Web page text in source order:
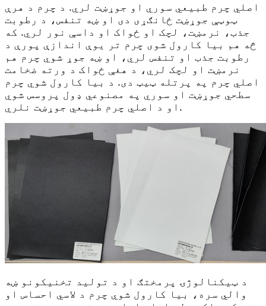
اصلي چرم طبیعي سوري او جوړښت لري. د چرم د هرې
ټوټې جوړښت ځانګړی دی او ښه تنفس، د رطوبت
جذب، نرمښت، لچک او ځواک او داسې نور لري. که
څه هم بیا کارول شوی چرم تر یوې اندازې پورې د
رطوبت جذب او تنفس لري، او ښه جوړ شوي چرم هم
نرمښت او لچک لري، د هغې ځواک د ورته ضخامت
اصلي چرم په پرتله ټیټ دی. د بیا کارول شوي چرم
سطحي جوړښت او سوري په مصنوعي ډول پروسس شوي
او د اصلي چرم طبیعي جوړښت نلري.
د ټیکنالوژۍ پرمختګ او د تولید تخنیکونو ښه
والي سره، بیا کارول شوي چرم د لاسي احساس او